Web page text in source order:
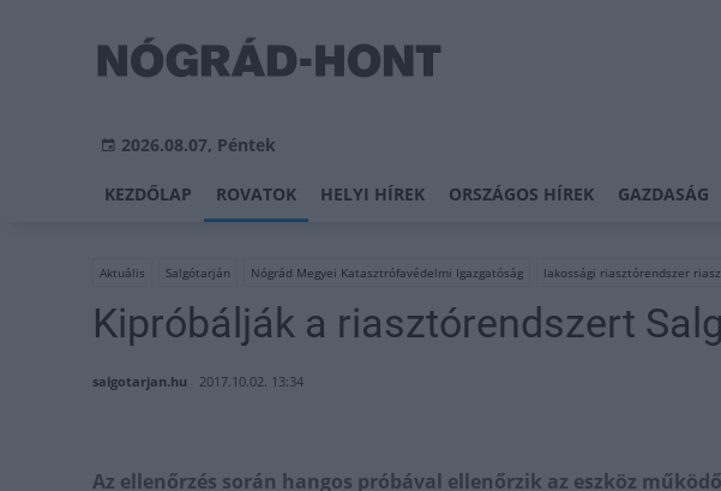
2026.08.07, Péntek
KEZDŐLAP ROVATOK HELYI HÍREK ORSZÁGOS HÍREK GAZDASÁG
Aktuális Salgótarján Nógrád Megyei Katasztrófavédelmi Igazgatóság lakossági riasztórendszer
Kipróbálják a riasztórendszert
salgotarjan.hu 2017.10.02. 13:34
Az ellenőrzés során hangos próbával ellenőrzik az eszköz